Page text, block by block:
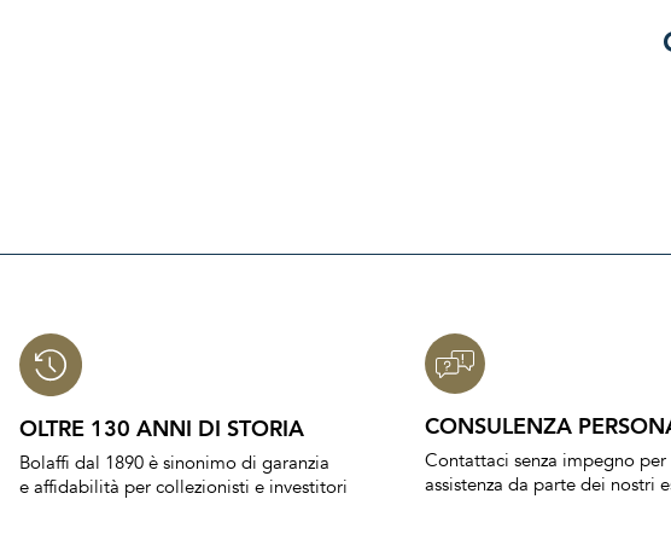
OLTRE 130 ANNI DI STORIA
Bolaffi dal 1890 è sinonimo di garanzia
e affidabilità per collezionisti e investitori
CONSULENZA
Contattaci senza impegno per
assistenza da parte dei nostri